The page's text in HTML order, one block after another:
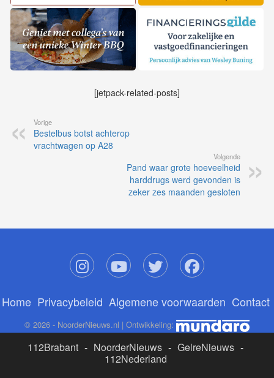
[jetpack-related-posts]
Vorige
Bestelbus botst achterop
vrachtwagen op A28
Volgende
Pand waar grote hoeveelheid
harddrugs werd gevonden is
zeker zes maanden gesloten
Home Privacybeleid Algemene voorwaarden Contact
© 2026 - NoorderNieuws.nl | Ontwikkeling:
112Brabant - NoorderNieuws - GelreNieuws -
112Nederland